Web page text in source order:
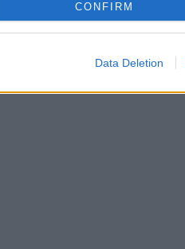
CONFIRM
Data Deletion